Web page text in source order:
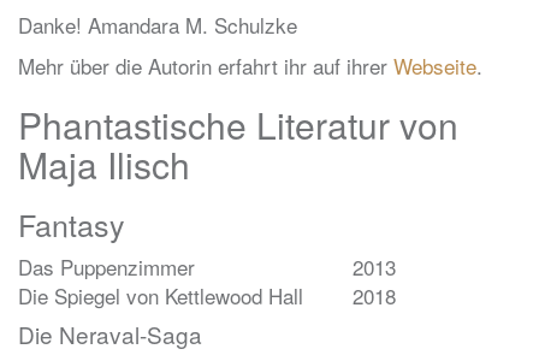
Danke! Amandara M. Schulzke
Mehr über die Autorin erfahrt ihr auf ihrer Webseite.
Phantastische Literatur von
Maja Ilisch
Fantasy
Das Puppenzimmer
2013
Die Spiegel von Kettlewood Hall
2018
Die Neraval-Saga